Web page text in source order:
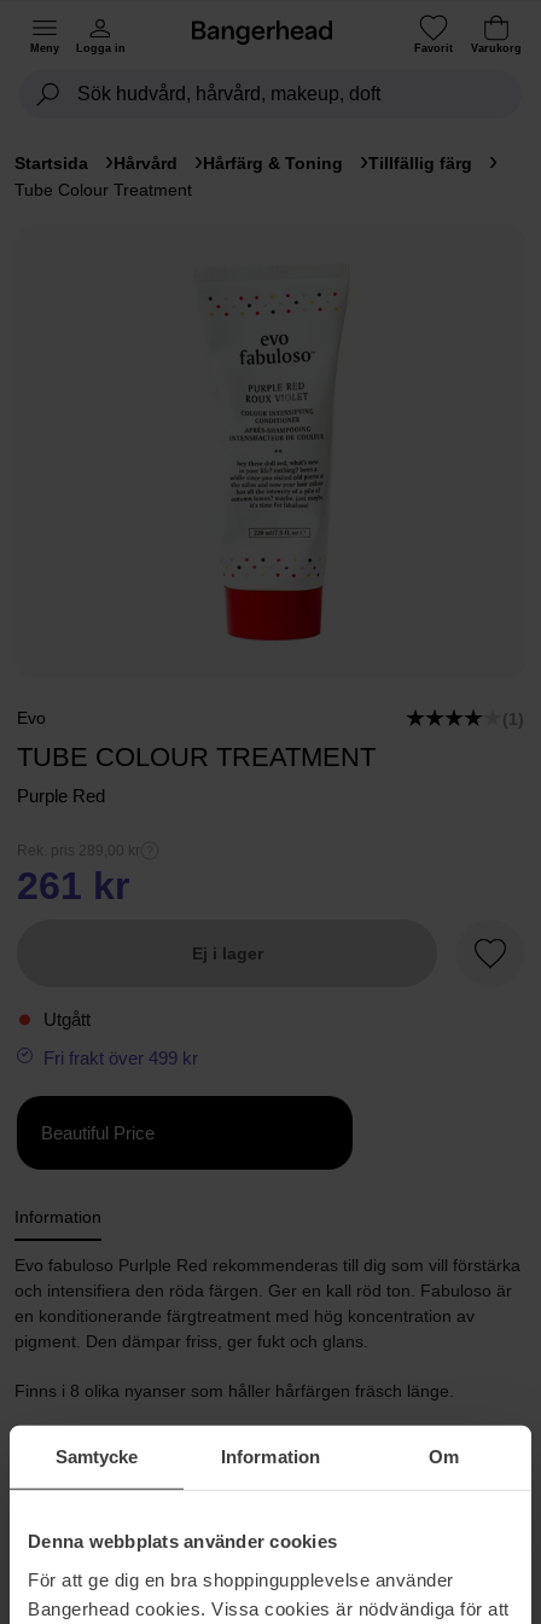
Samtycke Information Om
Denna webbplats använder cookies
För att ge dig en bra shoppingupplevelse använder
Bangerhead cookies. Vissa cookies är nödvändiga för att
Meny Logga in Favorit Varukorg
Startsida Hårvård Hårfärg & Toning
Tillfällig färg
Tube Colour Treatment
Evo (1)
TUBE COLOUR TREATMENT
Purple Red
Rek. pris 289,00 kr
261 kr
Ej i lager
Utgått
Fri frakt över 499 kr
Beautiful Price
Information
Evo fabuloso Purlple Red rekommenderas till dig som vill förstärka
och intensifiera den röda färgen. Ger en kall röd ton. Fabuloso är
en konditionerande färgtreatment med hög koncentration av
pigment. Den dämpar friss, ger fukt och glans.
Finns i 8 olika nyanser som håller hårfärgen fräsch länge.
Storlek: 220 ml